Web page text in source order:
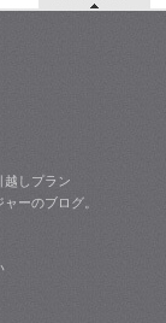
越しプラン
ーのブログ。